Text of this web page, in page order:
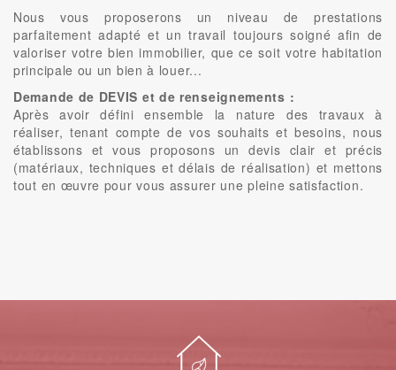
Nous vous proposerons un niveau de prestations
parfaitement adapté et un travail toujours soigné afin de
valoriser votre bien immobilier, que ce soit votre habitation
principale ou un bien à louer...
Demande de DEVIS et de renseignements :
Après avoir défini ensemble la nature des travaux à
réaliser, tenant compte de vos souhaits et besoins, nous
établissons et vous proposons un devis clair et précis
(matériaux, techniques et délais de réalisation) et mettons
tout en œuvre pour vous assurer une pleine satisfaction.